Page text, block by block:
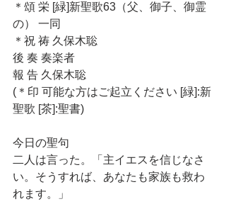
＊頌 栄 [緑]新聖歌63（父、御子、御霊
の） 一同
＊祝 祷 久保木聡
後 奏 奏楽者
報 告 久保木聡
(＊印 可能な方はご起立ください [緑]:新
聖歌 [茶]:聖書)
今日の聖句
二人は言った。「主イエスを信じなさ
い。そうすれば、あなたも家族も救わ
れます。」